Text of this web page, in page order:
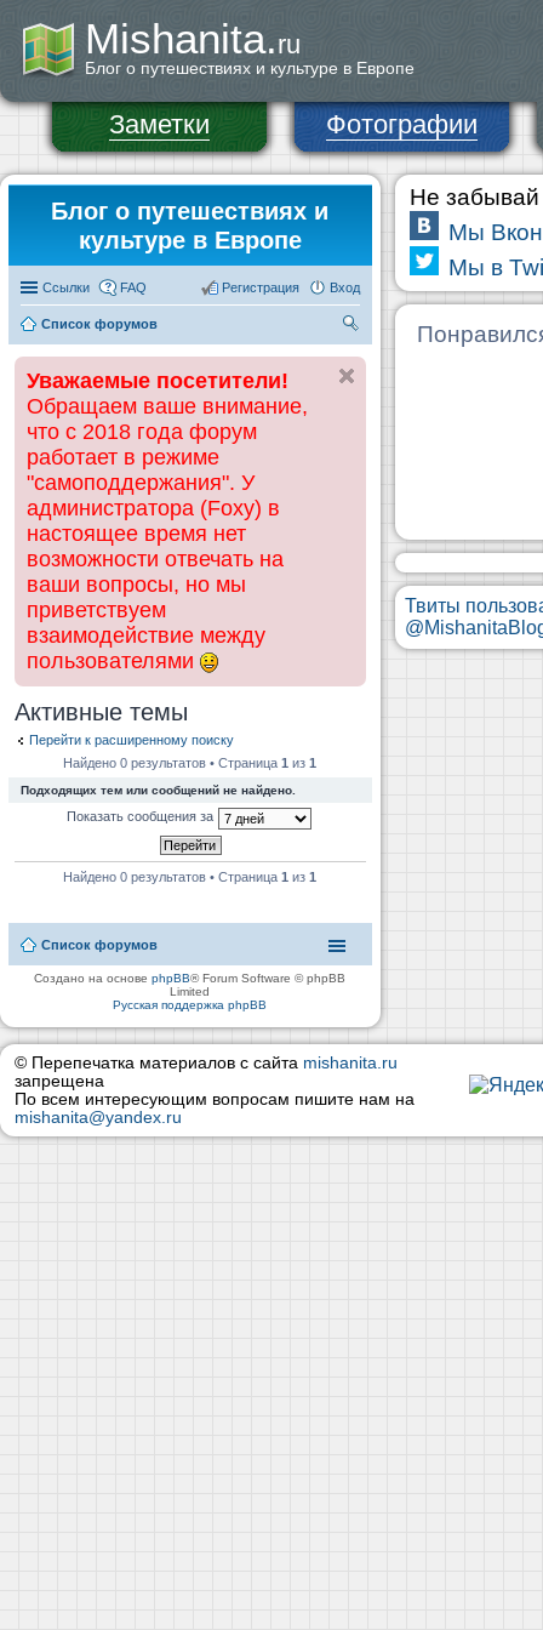
Mishanita.ru
Блог о путешествиях и культуре в Европе
Заметки Фотографии
Блог о путешествиях и
культуре в Европе
Ссылки FAQ Вход
Регистрация
Список форумов
ск
Уважаемые посетители!
Обращаем ваше внимание,
что с 2018 года форум
работает в режиме
"самоподдержания". У
администратора (Foxy) в
настоящее время нет
возможности отвечать на
ваши вопросы, но мы
приветствуем
взаимодействие между
пользователями
Активные темы
Перейти к расширенному поиску
Найдено 0 результатов • Страница1 из1
Подходящих тем или сообщений не найдено.
Показать сообщения за
Найдено 0 результатов • Страница1 из1
Список форумов
Создано на основеphpBB® Forum Software © phpBB
Limited
Русская поддержка phpBB
Не забывай
Мы
Мы в
Твиты
© Перепечатка материалов с сайта mishanita.ru
запрещена
По всем интересующим вопросам пишите нам на
mishanita@yandex.ru